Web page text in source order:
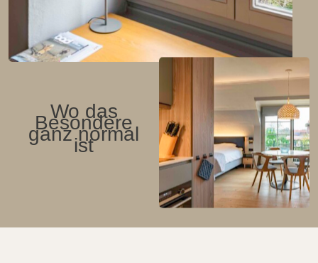
Wo das
Besondere
ganz normal
ist